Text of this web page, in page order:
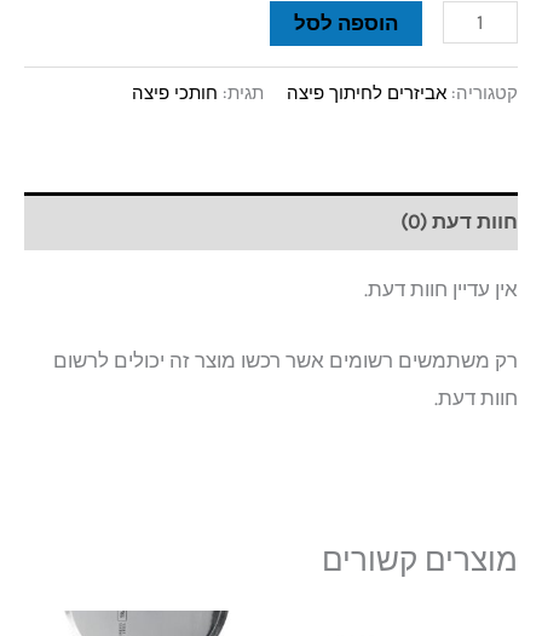
הוספה לסל
קטגוריה: אביזרים לחיתוך פיצה תגית: חותכי פיצה
חוות דעת (0)
אין עדיין חוות דעת.
רק משתמשים רשומים אשר רכשו מוצר זה יכולים לרשום
חוות דעת.
מוצרים קשורים